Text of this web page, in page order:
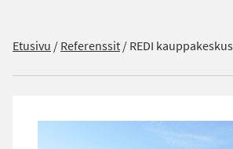
Etusivu /Referenssit/REDI kauppakeskus